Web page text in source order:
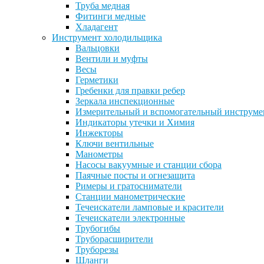
Труба медная
Фитинги медные
Хладагент
Инструмент холодильщика
Вальцовки
Вентили и муфты
Весы
Герметики
Гребенки для правки ребер
Зеркала инспекционные
Измерительный и вспомогательный
Индикаторы утечки и Химия
Инжекторы
Ключи вентильные
Манометры
Насосы вакуумные и станции сбора
Паячные посты и огнезащита
Римеры и гратосниматели
Станции манометрические
Течеискатели ламповые и красители
Течеискатели электронные
Трубогибы
Труборасширители
Труборезы
Шланги